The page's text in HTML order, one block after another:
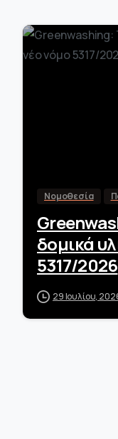
Νομοθεσία
δομικά
5317/2026
29 Ιουλίου,